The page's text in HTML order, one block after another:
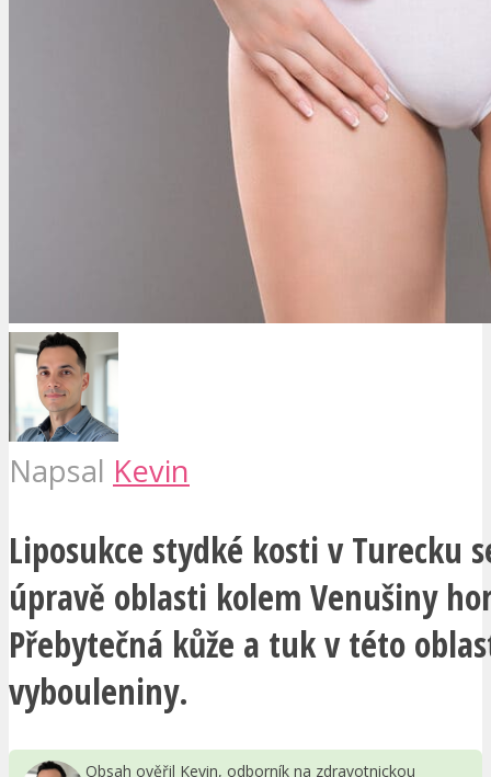
Napsal Kevin
Liposukce stydké kosti v Turecku
úpravě oblasti kolem Venušiny
Přebytečná kůže a tuk v této
vybouleniny.
Obsah ověřil Kevin, odborník na zdravotnickou